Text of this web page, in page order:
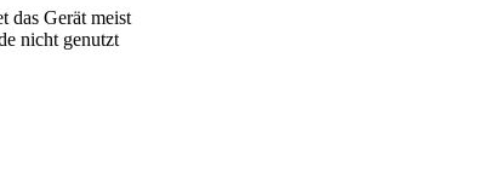
das Gerät meist
nicht genutzt